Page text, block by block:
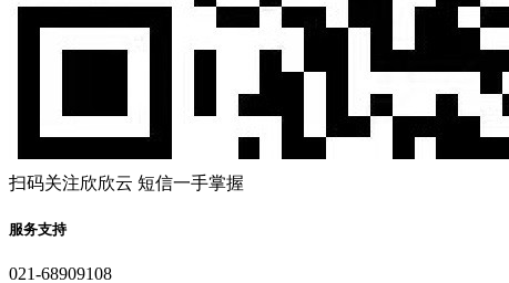
扫码关注欣欣云 短信一手掌握
服务支持
021-68909108